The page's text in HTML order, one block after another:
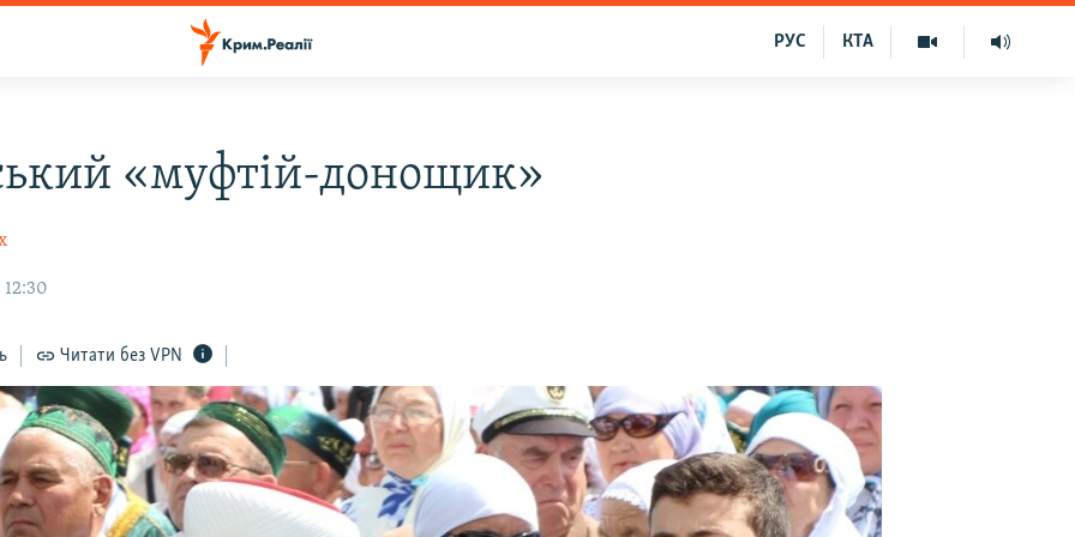
КТА
РУС
«муфтій-донощик»
12:30
Читати без VPN